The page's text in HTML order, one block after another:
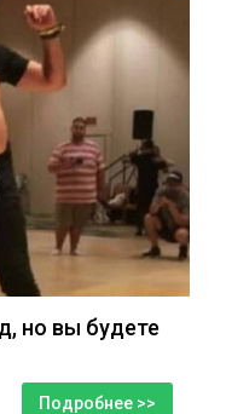
но вы будете
Подробнее >>